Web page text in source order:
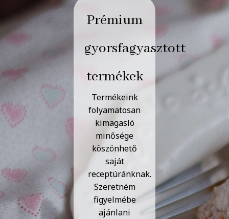
Prémium
gyorsfagyasztott
termékek
Termékeink
folyamatosan
kimagasló
minősége
köszönhető
saját
receptúránknak.
Szeretném
figyelmébe
ajánlani